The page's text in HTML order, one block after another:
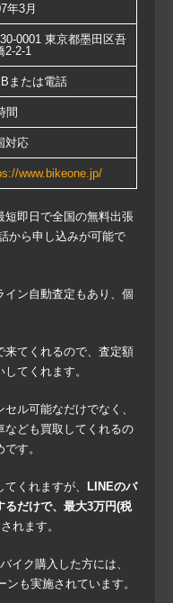
年3月
0001 東京都墨田区吾
2-2-1
または電話
間
対応
www.bikeone.jp/
短即日で全国の無料出張
から申し込みが可能で
ン自動査定もあり、個
来てくれるので、査定額
てくれます。
ル可能なだけでなく、
なども買取してくれるの
す。
くれますが、
LINEのバ
るだけで、最大3万円(税
されます。
イク購入した方には、
も実施されています。